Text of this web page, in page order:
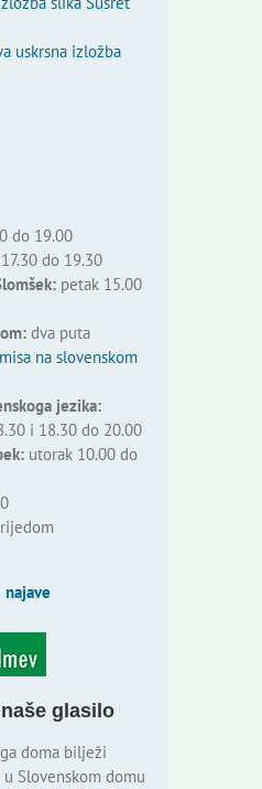
uskrsna izložba
do 19.00
do 19.30
petak 15.00
dva puta
na slovenskom
jezika:
i 18.30 do 20.00
utorak 10.00 do
glasilo
doma bilježi
Slovenskom domu